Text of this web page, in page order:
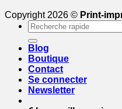
Copyright 2026 © Print-
Recherche
pour :
Blog
Boutique
Contact
Se connecter
Newsletter